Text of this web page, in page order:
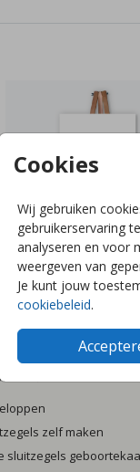
Cookies
Wij gebruiken
gebruikerservaring
analyseren en voor
weergeven van
Je kunt jouw
cookiebeleid.
zelf maken
sluitzegels